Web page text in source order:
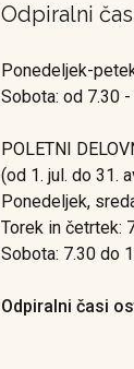
Odpiralni čas
Ponedeljek-
Sobota: od 7.30
POLETNI
(od 1. jul. do 31.
Ponedeljek,
Torek in četrtek:
Sobota: 7.30 do
Odpiralni časi